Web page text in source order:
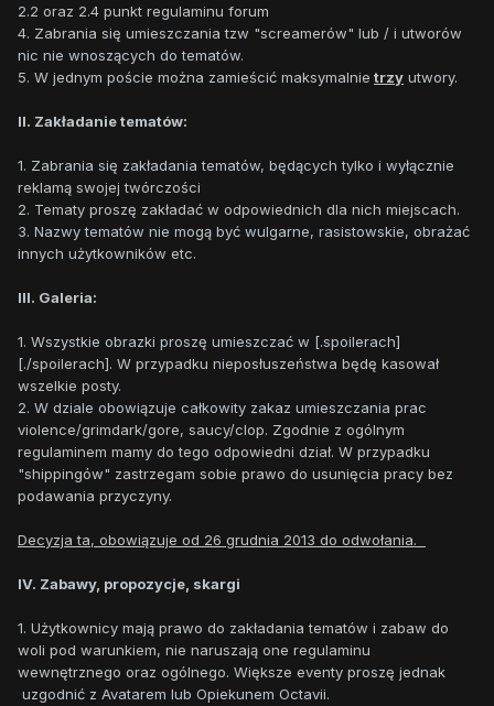
2.2 oraz 2.4 punkt regulaminu forum
4. Zabrania się umieszczania tzw "screamerów" lub / i utworów
nic nie wnoszących do tematów.
5. W jednym poście można zamieścić maksymalnie trzy utwory.
II. Zakładanie tematów:
1. Zabrania się zakładania tematów, będących tylko i wyłącznie
reklamą swojej twórczości
2. Tematy proszę zakładać w odpowiednich dla nich miejscach.
3. Nazwy tematów nie mogą być wulgarne, rasistowskie, obrażać
innych użytkowników etc.
III. Galeria:
1. Wszystkie obrazki proszę umieszczać w [.spoilerach]
[./spoilerach]. W przypadku nieposłuszeństwa będę kasował
wszelkie posty.
2. W dziale obowiązuje całkowity zakaz umieszczania prac
violence/grimdark/gore, saucy/clop. Zgodnie z ogólnym
regulaminem mamy do tego odpowiedni dział. W przypadku
"shippingów" zastrzegam sobie prawo do usunięcia pracy bez
podawania przyczyny.
Decyzja ta, obowiązuje od 26 grudnia 2013 do odwołania.
IV. Zabawy, propozycje, skargi
1. Użytkownicy mają prawo do zakładania tematów i zabaw do
woli pod warunkiem, nie naruszają one regulaminu
wewnętrznego oraz ogólnego. Większe eventy proszę jednak
uzgodnić z Avatarem lub Opiekunem Octavii.